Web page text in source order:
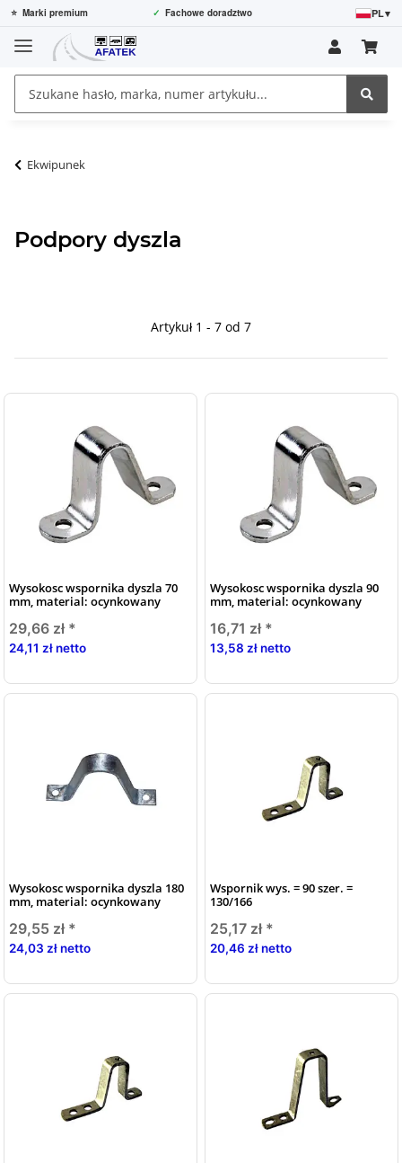
⭐ Marki premium ✓ Fachowe doradztwo PL▾
Ekwipunek
Podpory dyszla
Artykuł 1 - 7 od 7
Wysokosc wspornika dyszla 70
mm, material: ocynkowany
29,66 zł *
24,11 zł netto
Wysokosc wspornika dyszla 90
mm, material: ocynkowany
16,71 zł *
13,58 zł netto
Wysokosc wspornika dyszla 180
mm, material: ocynkowany
29,55 zł *
24,03 zł netto
Wspornik wys. = 90 szer. =
130/166
25,17 zł *
20,46 zł netto